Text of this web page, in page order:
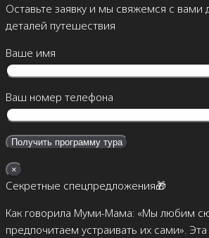
Оставьте заявку и мы свяжемся с вами
деталей путешествия
Ваше имя
Ваш номер телефона
×
Секретные спецпредложения🎁
Как говорила Муми-Мама: «Мы любим
предпочитаем устраивать их сами».